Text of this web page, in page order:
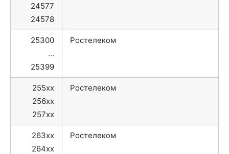
24577
24578
25300
…
25399
Ростелеком
255xx
256xx
257xx
Ростелеком
263xx
264xx
Ростелеком